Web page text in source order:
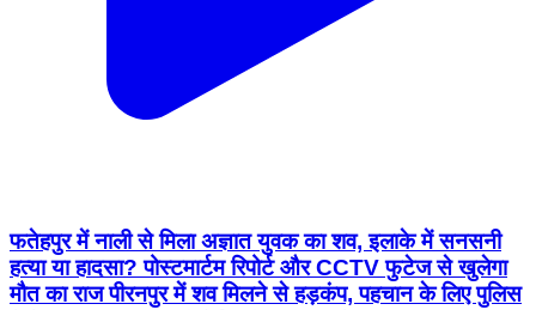
फतेहपुर में नाली से मिला अज्ञात युवक का शव, इलाके में सनसनी
हत्या या हादसा? पोस्टमार्टम रिपोर्ट और CCTV फुटेज से खुलेगा
मौत का राज पीरनपुर में शव मिलने से हड़कंप, पहचान के लिए पुलिस